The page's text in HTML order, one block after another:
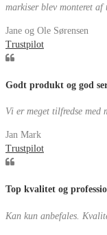
markiser blev monteret
Jane og Ole Sørensen
Trustpilot
Godt produkt og god
Vi er meget tilfredse
Jan Mark
Trustpilot
Top kvalitet og
Kan kun anbefales.